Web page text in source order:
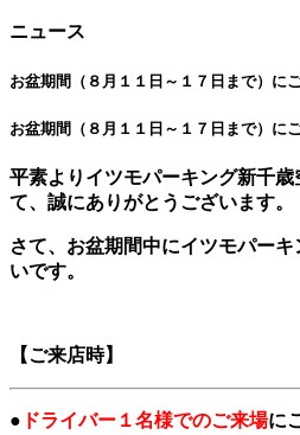
ニュース
お盆期間（８月１１日～１７日まで）に
お盆期間（８月１１日～１７日まで）に
平素よりイツモパーキング新千
て、誠にありがとうございます。
さて、お盆期間中にイツモパー
いです。
【ご来店時】
● ドライバー１名様でのご来場に